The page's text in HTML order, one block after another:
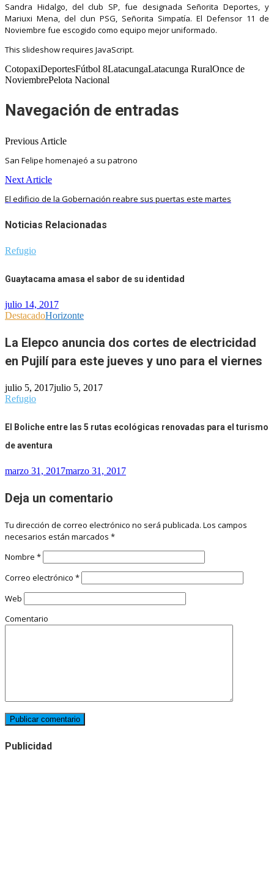
Sandra Hidalgo, del club SP, fue designada Señorita Deportes, y
Mariuxi Mena, del clun PSG, Señorita Simpatía. El Defensor 11 de
Noviembre fue escogido como equipo mejor uniformado.
This slideshow requires JavaScript.
CotopaxiDeportesFútbol 8LatacungaLatacunga RuralOnce de
NoviembrePelota Nacional
Navegación de entradas
Previous Article
San Felipe homenajeó a su patrono
Next Article
El edificio de la Gobernación reabre sus puertas este martes
Noticias Relacionadas
Refugio
Guaytacama amasa el sabor de su identidad
julio 14, 2017
DestacadoHorizonte
La Elepco anuncia dos cortes de electricidad
en Pujilí para este jueves y uno para el viernes
julio 5, 2017julio 5, 2017
Refugio
El Boliche entre las 5 rutas ecológicas renovadas para el turismo
de aventura
marzo 31, 2017marzo 31, 2017
Deja un comentario
Tu dirección de correo electrónico no será publicada. Los campos
necesarios están marcados *
Nombre *
Correo electrónico *
Web
Comentario
Publicidad